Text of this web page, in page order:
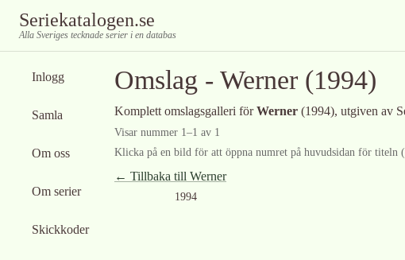
Seriekatalogen.se
Alla Sveriges tecknade serier i en databas
Inlogg
Samla
Om oss
Om serier
Skickkoder
Omslag - Werner (1994)
Komplett omslagsgalleri förWerner (1994), utgiven av
Visar nummer 1–1 av 1
Klicka på en bild för att öppna numret på huvudsidan för titeln
← Tillbaka till Werner
1994